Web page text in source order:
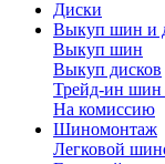
Диски
Выкуп шин и
Выкуп шин
Выкуп дисков
Трейд-ин шин
На комиссию
Шиномонтаж
Легковой